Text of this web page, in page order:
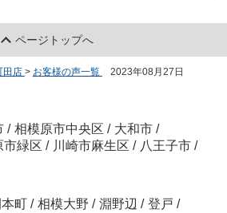
ページトップへ
田店 > お客様の声一覧 2023年08月27日
/ 相模原市中央区 / 大和市 /
市緑区 / 川崎市麻生区 / 八王子市 /
本町 / 相模大野 / 淵野辺 / 登戸 /